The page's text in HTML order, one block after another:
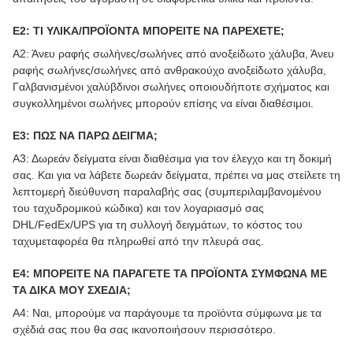
Ε2: ΤΙ ΥΛΙΚΑ/ΠΡΟΪΟΝΤΑ ΜΠΟΡΕΙΤΕ ΝΑ ΠΑΡΕΧΕΤΕ;
Α2: Άνευ ραφής σωλήνες/σωλήνες από ανοξείδωτο χάλυβα, Άνευ
ραφής σωλήνες/σωλήνες από ανθρακούχο ανοξείδωτο χάλυβα,
Γαλβανισμένοι χαλύβδινοι σωλήνες οποιουδήποτε σχήματος και
συγκολλημένοι σωλήνες μπορούν επίσης να είναι διαθέσιμοι.
Ε3: ΠΩΣ ΝΑ ΠΑΡΩ ΔΕΙΓΜΑ;
Α3: Δωρεάν δείγματα είναι διαθέσιμα για τον έλεγχο και τη δοκιμή
σας. Και για να λάβετε δωρεάν δείγματα, πρέπει να μας στείλετε τη
λεπτομερή διεύθυνση παραλαβής σας (συμπεριλαμβανομένου
του ταχυδρομικού κώδικα) και τον λογαριασμό σας
DHL/FedEx/UPS για τη συλλογή δειγμάτων, το κόστος του
ταχυμεταφορέα θα πληρωθεί από την πλευρά σας.
Ε4: ΜΠΟΡΕΙΤΕ ΝΑ ΠΑΡΑΓΕΤΕ ΤΑ ΠΡΟΪΟΝΤΑ ΣΥΜΦΩΝΑ ΜΕ
ΤΑ ΔΙΚΑ ΜΟΥ ΣΧΕΔΙΑ;
Α4: Ναι, μπορούμε να παράγουμε τα προϊόντα σύμφωνα με τα
σχέδιά σας που θα σας ικανοποιήσουν περισσότερο.